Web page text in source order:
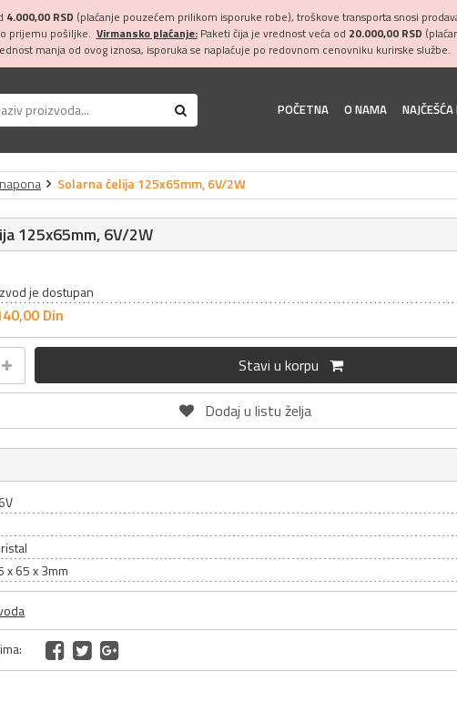
4.000,00 RSD (plaćanje pouzećem prilikom isporuke robe), troškove transporta snosi
prijemu pošiljke. Virmansko plaćanje:Paketi čija je vrednost veća od 20.000,00 RSD
manja od ovog iznosa, isporuka se naplaćuje po redovnom cenovniku kurirske službe.
POČETNA O NAMA
Solarna ćelija 125x65mm, 6V/2W
125x65mm, 6V/2W
je dostupan
00 Din
Stavi u korpu
Dodaj u listu želja
x 65 x 3mm